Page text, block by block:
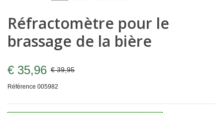
Réfractomètre pour le
brassage de la bière
€ 35,96 € 39,95
Référence 005982